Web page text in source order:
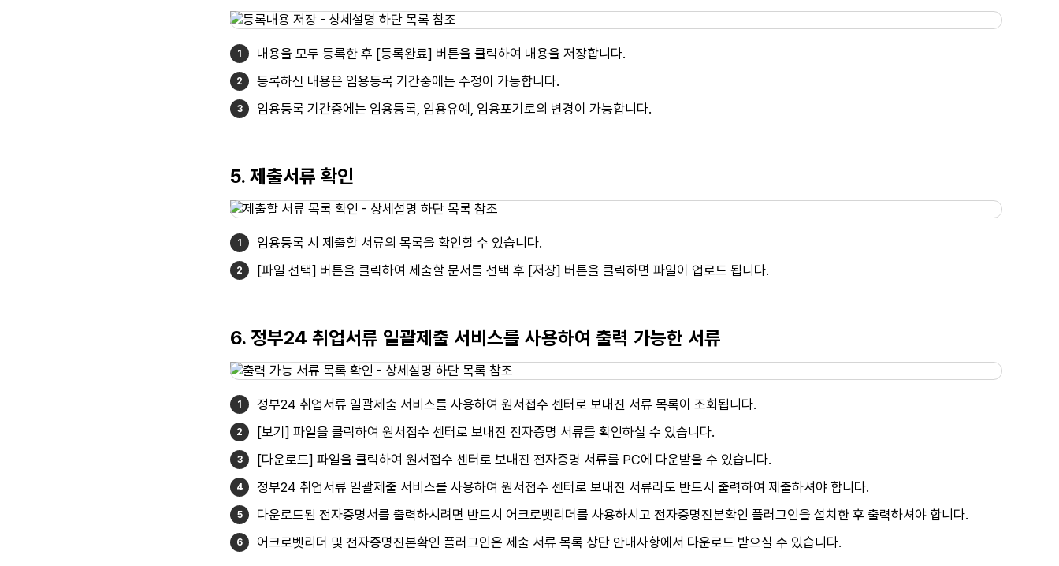
내용을 모두 등록한 후 [등록완료] 버튼을 클릭하여 내용을 저장합니다.
등록하신 내용은 임용등록 기간중에는 수정이 가능합니다.
임용등록 기간중에는 임용등록, 임용유예, 임용포기로의 변경이 가능합니다.
5. 제출서류 확인
임용등록 시 제출할 서류의 목록을 확인할 수 있습니다.
[파일 선택] 버튼을 클릭하여 제출할 문서를 선택 후 [저장] 버튼을 클릭하면 파일이 업로드 됩니다.
6. 정부24 취업서류 일괄제출 서비스를 사용하여 출력 가능한 서류
정부24 취업서류 일괄제출 서비스를 사용하여 원서접수 센터로 보내진 서류 목록이 조회됩니다.
[보기] 파일을 클릭하여 원서접수 센터로 보내진 전자증명 서류를 확인하실 수 있습니다.
[다운로드] 파일을 클릭하여 원서접수 센터로 보내진 전자증명 서류를 PC에 다운받을 수 있습니다.
정부24 취업서류 일괄제출 서비스를 사용하여 원서접수 센터로 보내진 서류라도 반드시 출력하여 제출하셔야 합니다.
다운로드된 전자증명서를 출력하시려면 반드시 어크로벳리더를 사용하시고 전자증명진본확인 플러그인을 설치한 후 출력하셔야 합니다.
어크로벳리더 및 전자증명진본확인 플러그인은 제출 서류 목록 상단 안내사항에서 다운로드 받으실 수 있습니다.